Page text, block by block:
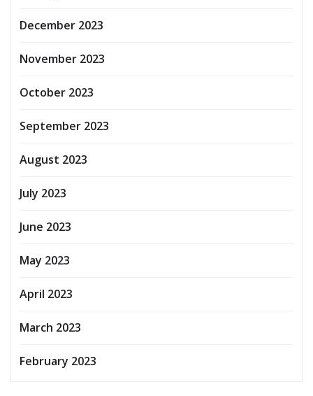
December 2023
November 2023
October 2023
September 2023
August 2023
July 2023
June 2023
May 2023
April 2023
March 2023
February 2023